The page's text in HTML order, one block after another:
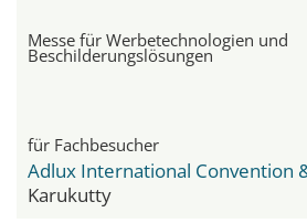
Messe für Werbetechnologien und
Beschilderungslösungen
für Fachbesucher
Karukutty